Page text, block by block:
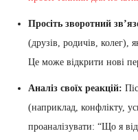
Просіть зворотний
(друзів, родичів, колег),
Це може відкрити нові
Аналіз своїх реакцій:
(наприклад, конфлікту,
проаналізувати: “Що я